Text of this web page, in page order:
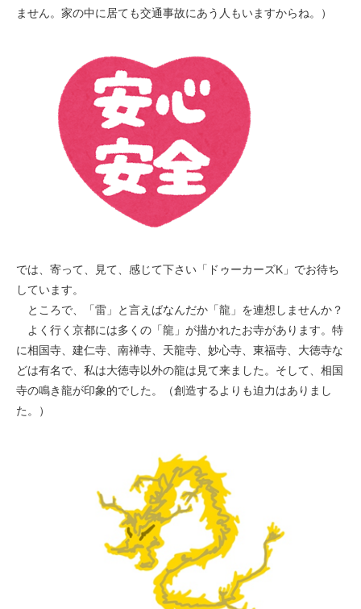
ません。家の中に居ても交通事故にあう人もいますからね。）
では、寄って、見て、感じて下さい「ドゥーカーズK」でお待ち
しています。
ところで、「雷」と言えばなんだか「龍」を連想しませんか？
よく行く京都には多くの「龍」が描かれたお寺があります。特
に相国寺、建仁寺、南禅寺、天龍寺、妙心寺、東福寺、大徳寺な
どは有名で、私は大徳寺以外の龍は見て来ました。そして、相国
寺の鳴き龍が印象的でした。（創造するよりも迫力はありまし
た。）